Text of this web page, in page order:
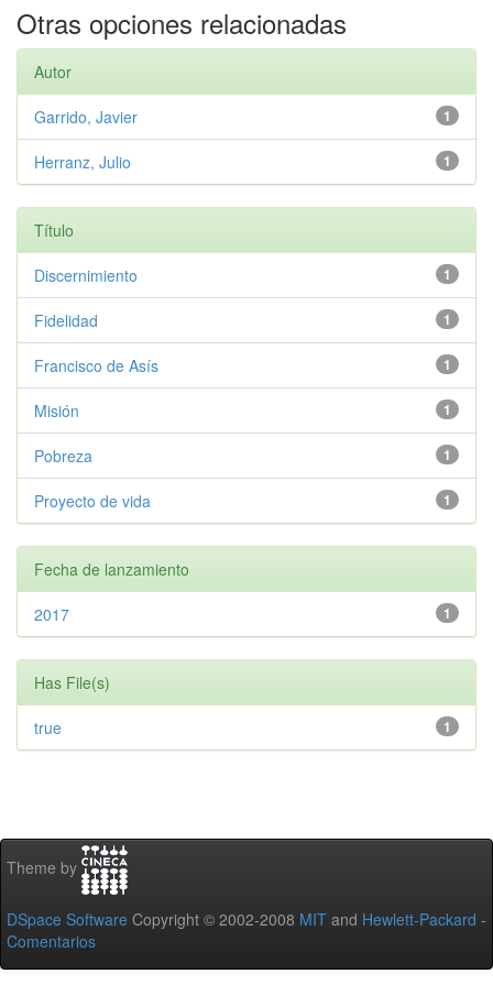
Otras opciones relacionadas
Autor
1
Garrido, Javier
1
Herranz, Julio
Título
1
Discernimiento
1
Fidelidad
1
Francisco de Asís
1
Misión
1
Pobreza
1
Proyecto de vida
Fecha de lanzamiento
1
2017
Has File(s)
1
true
Theme by
DSpace Software Copyright © 2002-2008 MIT and Hewlett-Packard -
Comentarios